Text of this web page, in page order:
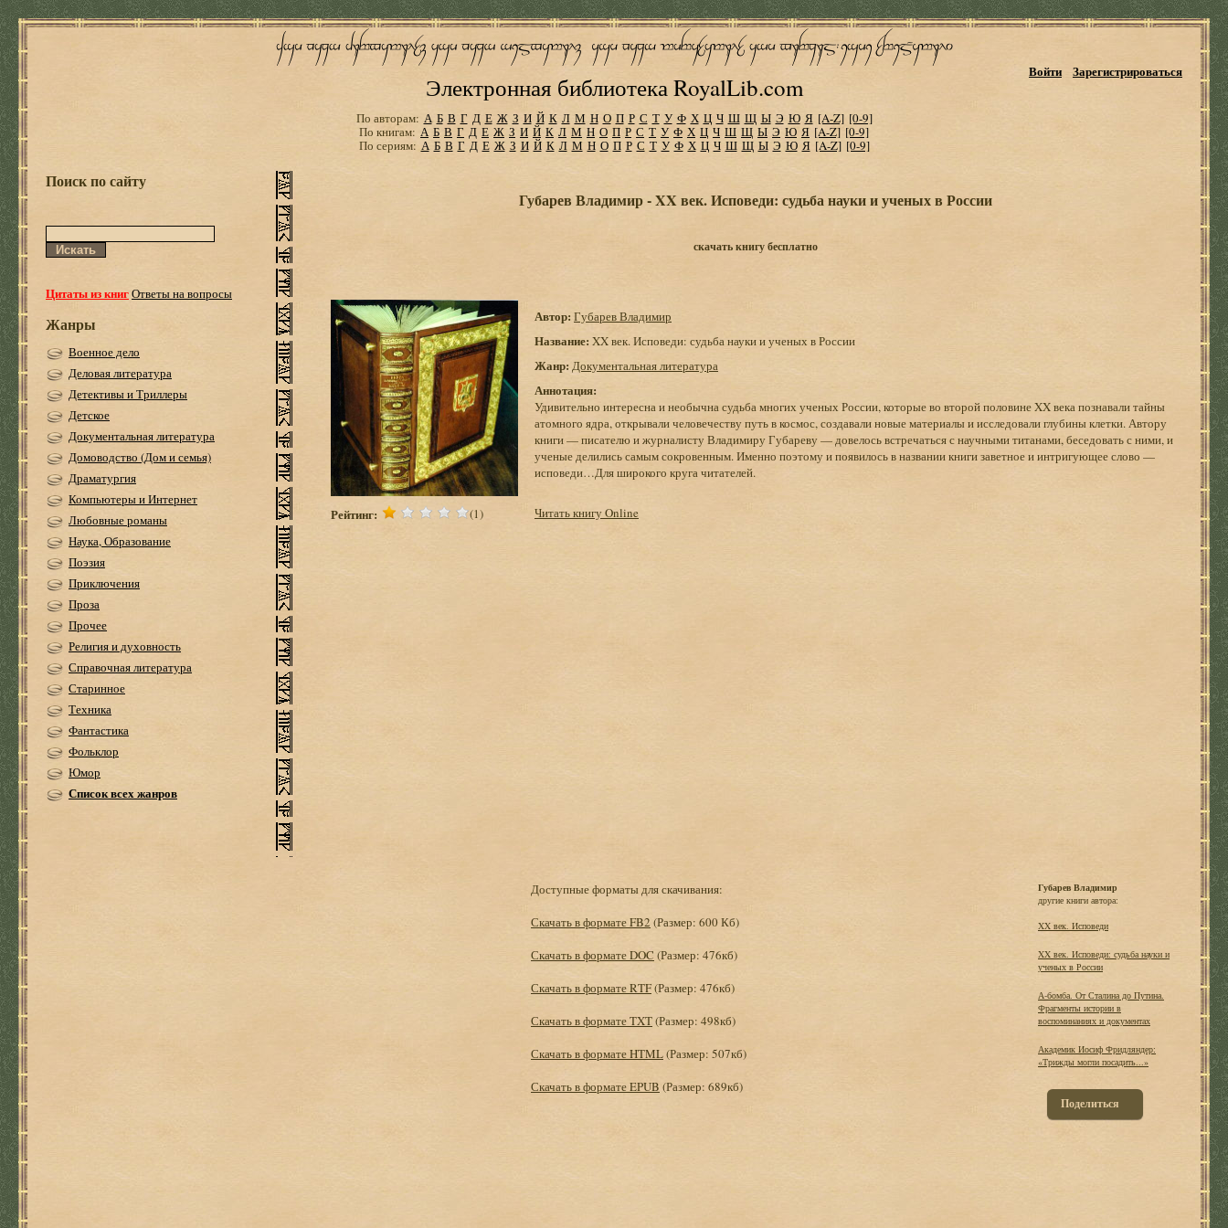
Электронная библиотека RoyalLib.com
Войти Зарегистрироваться
По авторам: А Б В Г Д Е Ж З И Й К Л М Н О П Р С Т У Ф Х Ц Ч Ш Щ Ы Э Ю Я [A-Z] [0-9]
По книгам: А Б В Г Д Е Ж З И Й К Л М Н О П Р С Т У Ф Х Ц Ч Ш Щ Ы Э Ю Я [A-Z] [0-9]
По сериям: А Б В Г Д Е Ж З И Й К Л М Н О П Р С Т У Ф Х Ц Ч Ш Щ Ы Э Ю Я [A-Z] [0-9]
Поиск по сайту
Цитаты из книгОтветы на вопросы
Жанры
Военное дело
Деловая литература
Детективы и Триллеры
Детское
Документальная литература
Домоводство (Дом и семья)
Драматургия
Компьютеры и Интернет
Любовные романы
Наука, Образование
Поэзия
Приключения
Проза
Прочее
Религия и духовность
Справочная литература
Старинное
Техника
Фантастика
Фольклор
Юмор
Список всех жанров
Губарев Владимир - XX век. Исповеди: судьба науки и ученых в России
скачать книгу бесплатно
Рейтинг: (1)
Автор: Губарев Владимир
Название: XX век. Исповеди: судьба науки и ученых в России
Жанр: Документальная литература
Аннотация:
Удивительно интересна и необычна судьба многих ученых России, которые во второй половине XX века познавали тайны
атомного ядра, открывали человечеству путь в космос, создавали новые материалы и исследовали глубины клетки. Автору
книги — писателю и журналисту Владимиру Губареву — довелось встречаться с научными титанами, беседовать с ними, и
ученые делились самым сокровенным. Именно поэтому и появилось в названии книги заветное и интригующее слово —
исповеди…Для широкого круга читателей.
Читать книгу Online
Доступные форматы для скачивания:
Скачать в формате FB2 (Размер: 600 Кб)
Скачать в формате DOC (Размер: 476кб)
Скачать в формате RTF(Размер: 476кб)
Скачать в формате TXT(Размер: 498кб)
Скачать в формате HTML(Размер: 507кб)
Скачать в формате EPUB (Размер: 689кб)
Губарев Владимир
другие книги автора:
XX век. Исповеди
XX век. Исповеди: судьба науки и
ученых в России
А-бомба. От Сталина до Путина.
Фрагменты истории в
воспоминаниях и документах
Академик Иосиф Фридляндер:
«Трижды могли посадить...»
Поделиться